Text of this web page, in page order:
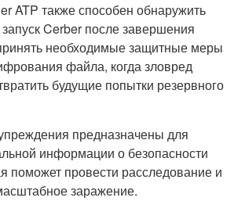
ATP также способен обнаружить
Cerber после завершения
необходимые защитные меры
файла, когда зловред
будущие попытки резервного
предназначены для
информации о безопасности
поможет провести расследование и
заражение.